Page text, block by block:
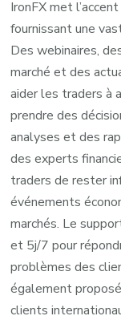
IronFX met
fournissant une
Des webinaires,
marché et des
aider les traders à
prendre des
analyses et des
des experts
traders de rester
événements
marchés. Le
et 5j/7 pour
problèmes des
également
clients